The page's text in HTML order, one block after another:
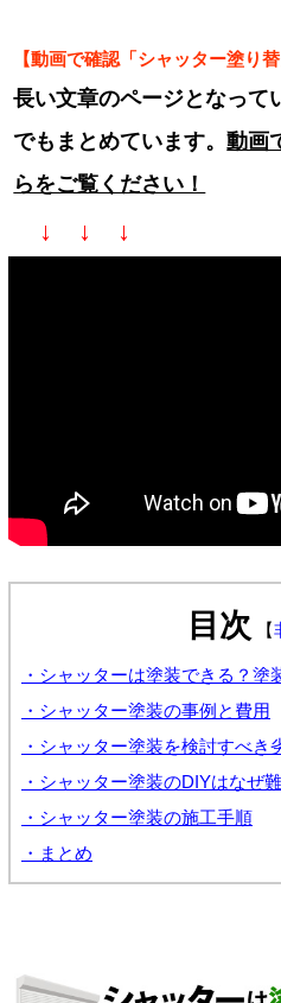
【動画で確認「シャッター塗り替
長い文章のページとなって
でもまとめています。動画
らをご覧ください！
↓ ↓ ↓
目次 【
・シャッターは塗装できる？塗
・シャッター塗装の事例と費用
・シャッター塗装を検討すべき
・シャッター塗装のDIYはなぜ
・シャッター塗装の施工手順
・まとめ